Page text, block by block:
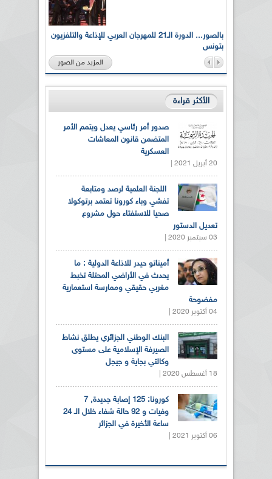
بالصور... الدورة الـ21 للمهرجان العربي للإذاعة والتلفزيون
بتونس
المزيد من الصور
الأكثر قراءة
صدور أمر رئاسي يعدل ويتمم الأمر
المتضمن قانون المعاشات
العسكرية
20 أبريل 2021 |
اللجنة العلمية لرصد ومتابعة
تفشي وباء كورونا تعتمد برتوكولا
صحيا للاستفتاء حول مشروع
تعديل الدستور
03 سبتمبر 2020 |
أميناتو حيدر للاذاعة الدولية : ما
يحدث في الأراضي المحتلة تخبط
مغربي حقيقي وممارسة استعمارية
مفضوحة
04 أكتوبر 2020 |
البنك الوطني الجزائري يطلق نشاط
الصيرفة الإسلامية على مستوى
وكالتي بجاية و جيجل
18 أغسطس 2020 |
كورونا: 125 إصابة جديدة, 7
وفيات و 92 حالة شفاء خلال الـ 24
ساعة الأخيرة في الجزائر
06 أكتوبر 2021 |